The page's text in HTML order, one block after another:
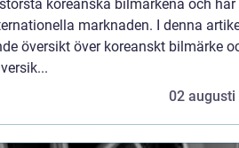
koreanska bilmärkena och
marknaden. I denna
översikt över koreanskt bilmärke
02 augusti